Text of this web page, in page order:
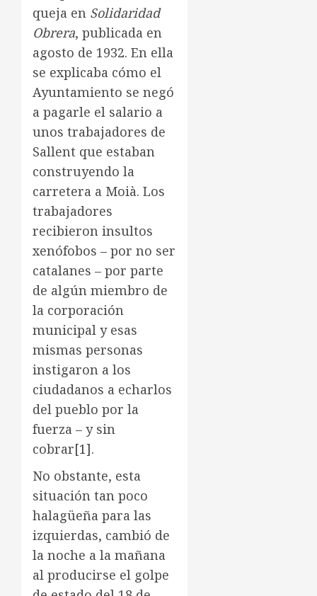
queja en Solidaridad
Obrera, publicada en
agosto de 1932. En ella
se explicaba cómo el
Ayuntamiento se negó
a pagarle el salario a
unos trabajadores de
Sallent que estaban
construyendo la
carretera a Moià. Los
trabajadores
recibieron insultos
xenófobos – por no ser
catalanes – por parte
de algún miembro de
la corporación
municipal y esas
mismas personas
instigaron a los
ciudadanos a echarlos
del pueblo por la
fuerza – y sin
cobrar[1].
No obstante, esta
situación tan poco
halagüeña para las
izquierdas, cambió de
la noche a la mañana
al producirse el golpe